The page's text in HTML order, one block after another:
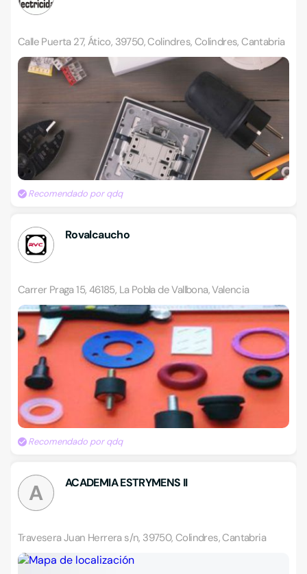
Calle Puerta 27, Ático, 39750, Colindres, Colindres, Cantabria
Recomendado por qdq
Rovalcaucho
Carrer Praga 15, 46185, La Pobla de Vallbona, Valencia
Recomendado por qdq
A ACADEMIA ESTRYMENS II
Travesera Juan Herrera s/n, 39750, Colindres, Cantabria